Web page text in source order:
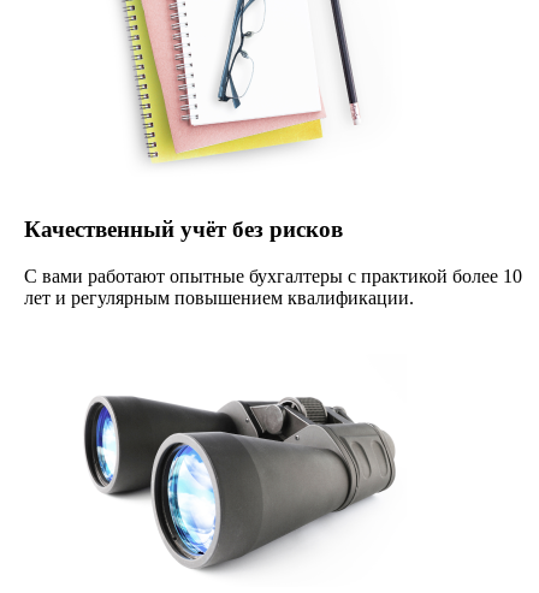
Качественный учёт без рисков
С вами работают опытные бухгалтеры с практикой более 10
лет и регулярным повышением квалификации.